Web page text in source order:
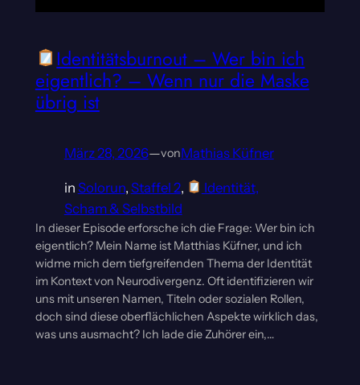
Identitätsburnout – Wer bin ich
eigentlich? – Wenn nur die Maske
übrig ist
März 28, 2026—vonMathias Küfner
in Solorun, Staffel 2,
Identität,
Scham & Selbstbild
In dieser Episode erforsche ich die Frage: Wer bin ich
eigentlich? Mein Name ist Matthias Küfner, und ich
widme mich dem tiefgreifenden Thema der Identität
im Kontext von Neurodivergenz. Oft identifizieren wir
uns mit unseren Namen, Titeln oder sozialen Rollen,
doch sind diese oberflächlichen Aspekte wirklich das,
was uns ausmacht? Ich lade die Zuhörer ein,…